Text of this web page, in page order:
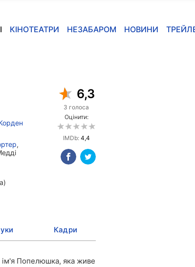
КІНОТЕАТРИ НЕЗАБАРОМ НОВИНИ
,
6,3
3 голоса
Оцінити:
IMDb: 4,4
Кадри
ім'я Попелюшка, яка живе